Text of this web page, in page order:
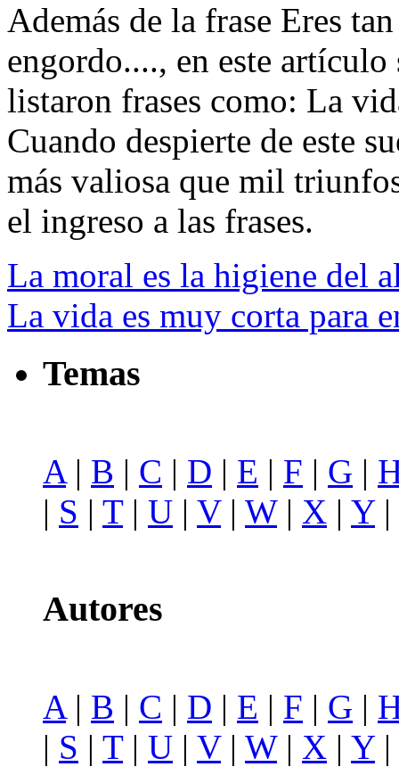
Además de la frase Eres
engordo...., en este artículo
listaron frases como: La
Cuando despierte de este
más valiosa que mil
el ingreso a las frases.
La moral es la higiene del
La vida es muy corta para
Temas
A | B | C | D | E | F | G |
| S | T| U | V| W| X | Y|
Autores
A| B | C | D | E | F | G |
| S | T| U | V| W| X | Y|